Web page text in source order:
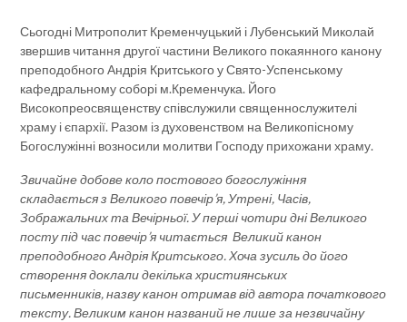
Сьогодні Митрополит Кременчуцький і Лубенський Миколай
звершив читання другої частини Великого покаянного канону
преподобного Андрія Критського у Свято-Успенському
кафедральному соборі м.Кременчука. Його
Високопреосвященству співслужили священнослужителі
храму і єпархії. Разом із духовенством на Великопісному
Богослужінні возносили молитви Господу прихожани храму.
Звичайне добове коло постового богослужіння
складається з Великого повечір’я, Утрені, Часів,
Зображальних та Вечірньої. У перші чотири дні Великого
посту під час повечір’я читається Великий канон
преподобного Андрія Критського. Хоча зусиль до його
створення доклали декілька християнських
письменників, назву канон отримав від автора початкового
тексту. Великим канон названий не лише за незвичайну